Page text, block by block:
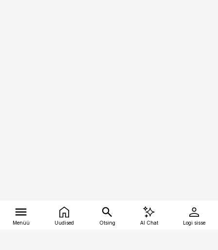
Menüü Uudised Otsing AI Chat Logi sisse